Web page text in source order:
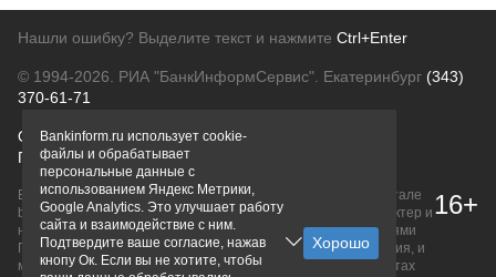
Нашли ошибку? Выделите текст и нажмите Ctrl+Enter
© 1994-2026. РИА "БанкИнформСервис". Екатеринбург (343)
370-61-71
О проектеПолитика конфиденциальности
Правовая информацияДля рекламодателей
Вся информация о продуктах банков, размещенная на портале
bankinform.ru, носит исключительно ознакомительный характер и
не является публичной офертой, определяемой положениями
ГК РФ. Информация не содержит точного и полного описания, и
может быть изменена. Конечные условия уточняйте на сайтах
16+
Bankinform.ru использует cookie-
файлы и обрабатывает
персональные данные с
использованием Яндекс Метрики,
Google Analytics. Это улучшает работу
сайта и взаимодействие с ним.
Подтвердите ваше согласие, нажав
кнопу Ок. Если вы не хотите, чтобы